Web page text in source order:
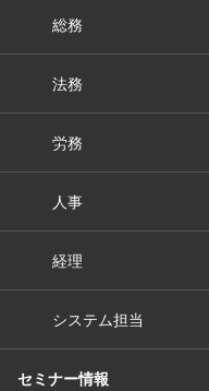
総務
法務
労務
人事
経理
システム担当
セミナー情報